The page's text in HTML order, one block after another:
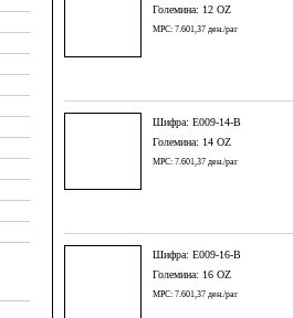
Големина: 12 OZ
MPC: 7.601,37 ден./par
Шифра: E009-14-B
Големина: 14 OZ
MPC: 7.601,37 ден./par
Шифра: E009-16-B
Големина: 16 OZ
MPC: 7.601,37 ден./par